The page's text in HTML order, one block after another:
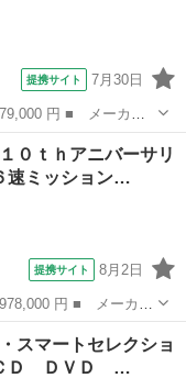
提携サイト 7月30日
ド名： Ｇ ハイウ
Ｖ バックカメラ エ
０ｔｈアニバーサリ
ミッション…
提携サイト 8月2日
ド名： ＲＳ・１０
ション☆特別仕様車
スマートセレクショ
Ｄ ＤＶＤ …